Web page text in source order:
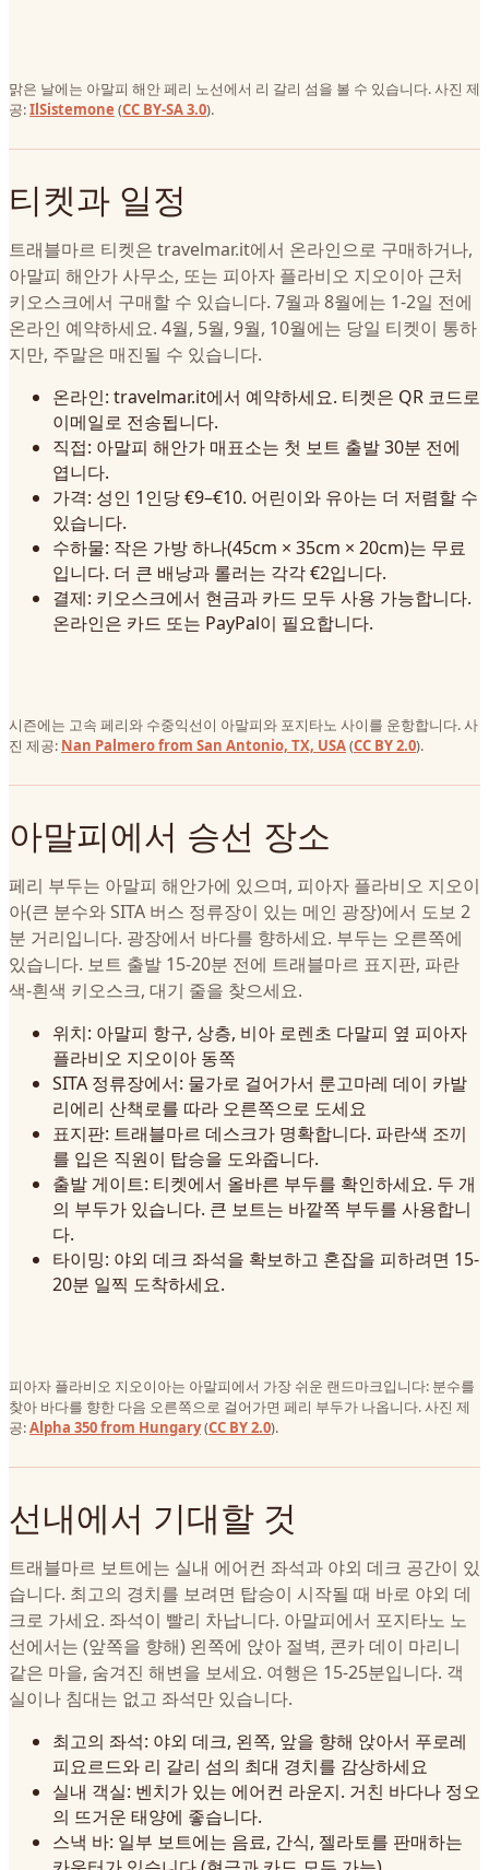
맑은 날에는 아말피 해안 페리 노선에서 리 갈리 섬을 볼 수 있습니다. 사진 제
공:IlSistemone (CC BY-SA 3.0).
티켓과 일정
트래블마르 티켓은 travelmar.it에서 온라인으로 구매하거나,
아말피 해안가 사무소, 또는 피아자 플라비오 지오이아 근처
키오스크에서 구매할 수 있습니다. 7월과 8월에는 1-2일 전에
온라인 예약하세요. 4월, 5월, 9월, 10월에는 당일 티켓이 통하
지만, 주말은 매진될 수 있습니다.
온라인: travelmar.it에서 예약하세요. 티켓은 QR 코드로
이메일로 전송됩니다.
직접: 아말피 해안가 매표소는 첫 보트 출발 30분 전에
엽니다.
가격: 성인 1인당 €9–€10. 어린이와 유아는 더 저렴할 수
있습니다.
수하물: 작은 가방 하나(45cm × 35cm × 20cm)는 무료
입니다. 더 큰 배낭과 롤러는 각각 €2입니다.
결제: 키오스크에서 현금과 카드 모두 사용 가능합니다.
온라인은 카드 또는 PayPal이 필요합니다.
시즌에는 고속 페리와 수중익선이 아말피와 포지타노 사이를 운항합니다. 사
진 제공: Nan Palmero from San Antonio, TX, USA(CC BY 2.0).
아말피에서 승선 장소
페리 부두는 아말피 해안가에 있으며, 피아자 플라비오 지오이
아(큰 분수와 SITA 버스 정류장이 있는 메인 광장)에서 도보 2
분 거리입니다. 광장에서 바다를 향하세요. 부두는 오른쪽에
있습니다. 보트 출발 15-20분 전에 트래블마르 표지판, 파란
색-흰색 키오스크, 대기 줄을 찾으세요.
위치: 아말피 항구, 상층, 비아 로렌초 다말피 옆 피아자
플라비오 지오이아 동쪽
SITA 정류장에서: 물가로 걸어가서 룬고마레 데이 카발
리에리 산책로를 따라 오른쪽으로 도세요
표지판: 트래블마르 데스크가 명확합니다. 파란색 조끼
를 입은 직원이 탑승을 도와줍니다.
출발 게이트: 티켓에서 올바른 부두를 확인하세요. 두 개
의 부두가 있습니다. 큰 보트는 바깥쪽 부두를 사용합니
다.
타이밍: 야외 데크 좌석을 확보하고 혼잡을 피하려면 15-
20분 일찍 도착하세요.
피아자 플라비오 지오이아는 아말피에서 가장 쉬운 랜드마크입니다: 분수를
찾아 바다를 향한 다음 오른쪽으로 걸어가면 페리 부두가 나옵니다. 사진 제
공:Alpha 350 from Hungary(CC BY 2.0).
선내에서 기대할 것
트래블마르 보트에는 실내 에어컨 좌석과 야외 데크 공간이 있
습니다. 최고의 경치를 보려면 탑승이 시작될 때 바로 야외 데
크로 가세요. 좌석이 빨리 차납니다. 아말피에서 포지타노 노
선에서는 (앞쪽을 향해) 왼쪽에 앉아 절벽, 콘카 데이 마리니
같은 마을, 숨겨진 해변을 보세요. 여행은 15-25분입니다. 객
실이나 침대는 없고 좌석만 있습니다.
최고의 좌석: 야외 데크, 왼쪽, 앞을 향해 앉아서 푸로레
피요르드와 리 갈리 섬의 최대 경치를 감상하세요
실내 객실: 벤치가 있는 에어컨 라운지. 거친 바다나 정오
의 뜨거운 태양에 좋습니다.
스낵 바: 일부 보트에는 음료, 간식, 젤라토를 판매하는